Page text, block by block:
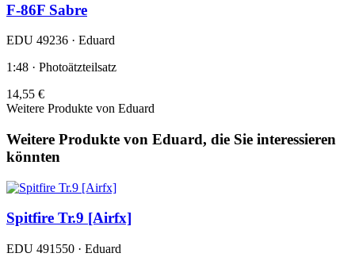
F-86F Sabre
EDU 49236 · Eduard
1:48 · Photoätzteilsatz
14,55 €
Weitere Produkte von Eduard
Weitere Produkte von Eduard, die Sie interessieren
könnten
Spitfire Tr.9 [Airfx]
EDU 491550 · Eduard